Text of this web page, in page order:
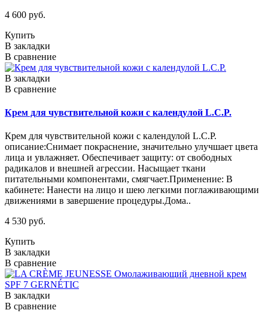
4 600 руб.
Купить
В закладки
В сравнение
В закладки
В сравнение
Крем для чувствительной кожи с календулой L.C.P.
Крем для чувствительной кожи с календулой L.C.P.
описание:Снимает покраснение, значительно улучшает цвета
лица и увлажняет. Обеспечивает защиту: от свободных
радикалов и внешней агрессии. Насыщает ткани
питательными компонентами, смягчает.Применение: В
кабинете: Нанести на лицо и шею легкими поглаживающими
движениями в завершение процедуры.Дома..
4 530 руб.
Купить
В закладки
В сравнение
В закладки
В сравнение